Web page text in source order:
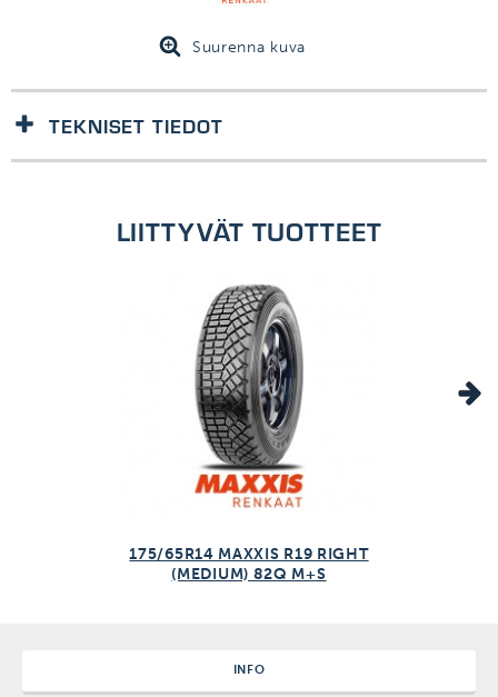
Suurenna kuva
TEKNISET TIEDOT
LIITTYVÄT TUOTTEET
175/65R14 MAXXIS R19 RIGHT
(MEDIUM) 82Q M+S
INFO